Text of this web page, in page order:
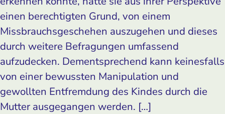
einen berechtigten Grund, von einem
Missbrauchsgeschehen auszugehen und dieses
durch weitere Befragungen umfassend
aufzudecken. Dementsprechend kann keinesfalls
von einer bewussten Manipulation und
gewollten Entfremdung des Kindes durch die
Mutter ausgegangen werden. […]